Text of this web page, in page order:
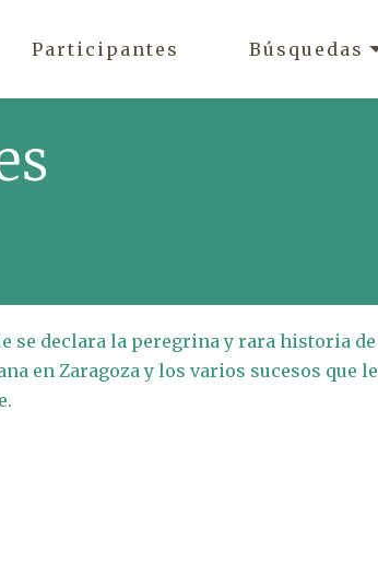
Participantes Búsquedas
se declara la peregrina y rara historia de
en Zaragoza y los varios sucesos que le